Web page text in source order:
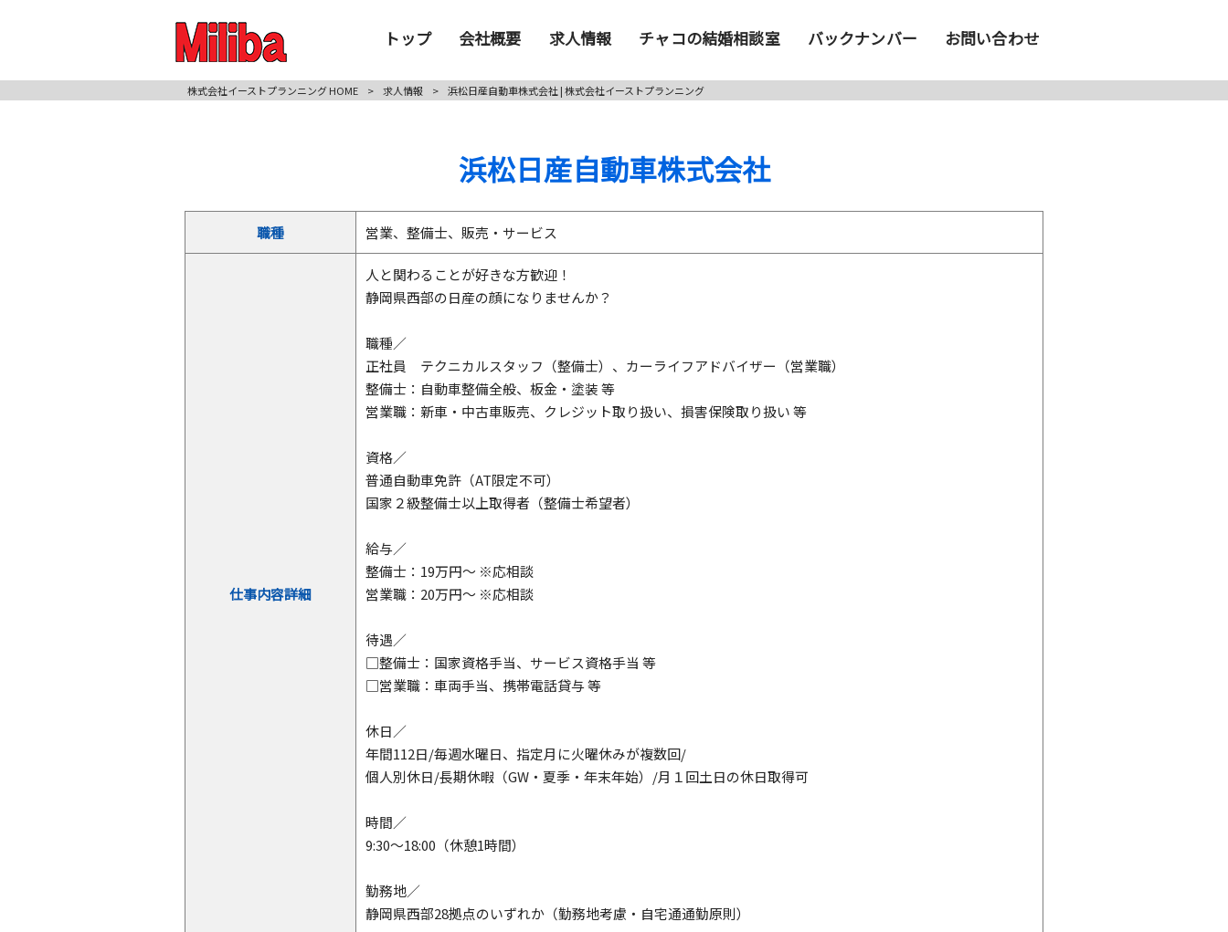
トップ 会社概要 求人情報 チャコの結婚相談室 バックナンバー お問い合わせ
株式会社イーストプランニング HOME > 求人情報 > 浜松日産自動車株式会社 | 株式会社イーストプランニング
浜松日産自動車株式会社
職種 営業、整備士、販売・サービス
仕事内容詳細
人と関わることが好きな方歓迎！
静岡県西部の日産の顔になりませんか？
職種／
正社員 テクニカルスタッフ（整備士）、カーライフアドバイザー（営業職）
整備士：自動車整備全般、板金・塗装 等
営業職：新車・中古車販売、クレジット取り扱い、損害保険取り扱い 等
資格／
普通自動車免許（AT限定不可）
国家２級整備士以上取得者（整備士希望者）
給与／
整備士：19万円～ ※応相談
営業職：20万円～ ※応相談
待遇／
□整備士：国家資格手当、サービス資格手当 等
□営業職：車両手当、携帯電話貸与 等
休日／
年間112日/毎週水曜日、指定月に火曜休みが複数回/
個人別休日/長期休暇（GW・夏季・年末年始）/月１回土日の休日取得可
時間／
9:30～18:00（休憩1時間）
勤務地／
静岡県西部28拠点のいずれか（勤務地考慮・自宅通通勤原則）